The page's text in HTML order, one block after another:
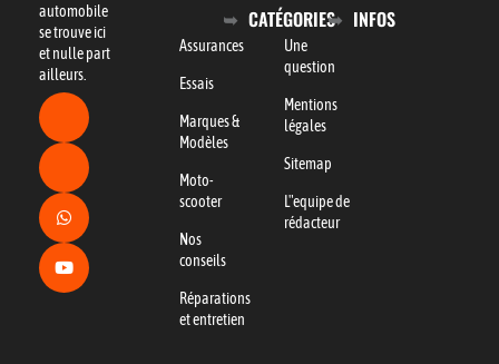
automobile
se trouve ici
et nulle part
ailleurs.
CATÉGORIES
Assurances
Essais
Marques &
Modèles
Moto-
scooter
Nos
conseils
Réparations
et entretien
INFOS
Une
question
Mentions
légales
Sitemap
L"equipe de
rédacteur